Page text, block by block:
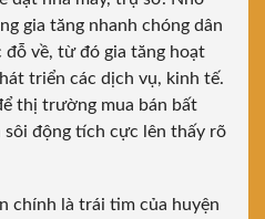
gia tăng nhanh chóng dân
về, từ đó gia tăng hoạt
triển các dịch vụ, kinh tế.
thị trường mua bán bất
động tích cực lên thấy rõ
chính là trái tim của huyện